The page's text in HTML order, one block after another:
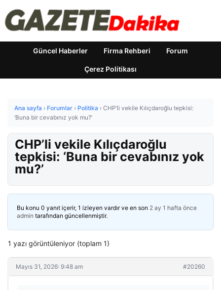
Güncel Haberler Firma Rehberi Forum
Çerez Politikası
Ana sayfa › Forumlar › Politika › CHP’li vekile Kılıçdaroğlu tepkisi:
‘Buna bir cevabınız yok mu?’
CHP’li vekile Kılıçdaroğlu
tepkisi: ‘Buna bir cevabınız yok
mu?’
Bu konu 0 yanıt içerir, 1 izleyen vardır ve en son 2 ay 1 hafta önce
admin tarafından güncellenmiştir.
1 yazı görüntüleniyor (toplam 1)
Mayıs 31, 2026: 9:48 am #20260